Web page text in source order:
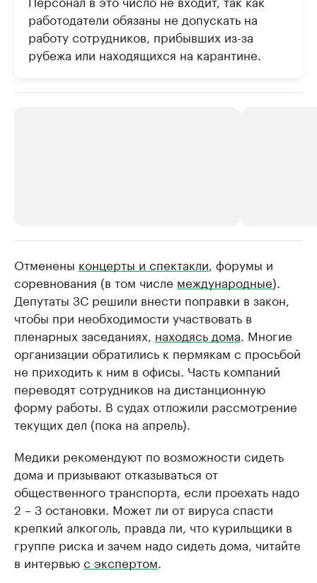
работодатели обязаны не допускать на
работу сотрудников, прибывших из-за
рубежа или находящихся на карантине.
Крупнейшие производители и
продавцы медийной продукции
Ознакомьтесь с информацией в каталоге
Страховые
Посмотрите в
Отменены концерты и спектакли , форумы и
соревнования (в том числе международные).
Депутаты ЗС решили внести поправки в закон,
чтобы при необходимости участвовать в
пленарных заседаниях, находясь дома . Многие
организации обратились к пермякам с просьбой
не приходить к ним в офисы. Часть компаний
переводят сотрудников на дистанционную
форму работы. В судах отложили рассмотрение
текущих дел (пока на апрель).
Медики рекомендуют по возможности сидеть
дома и призывают отказываться от
общественного транспорта, если проехать надо
2 – 3 остановки. Может ли от вируса спасти
крепкий алкоголь, правда ли, что курильщики в
группе риска и зачем надо сидеть дома, читайте
в интервьюс экспертом